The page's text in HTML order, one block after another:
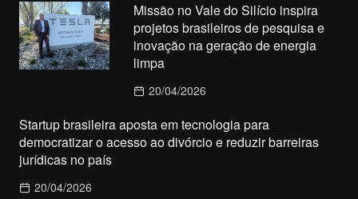
Missão no Vale do Silício inspira
projetos brasileiros de pesquisa e
inovação na geração de energia
limpa
20/04/2026
Startup brasileira aposta em tecnologia para
democratizar o acesso ao divórcio e reduzir barreiras
jurídicas no país
20/04/2026